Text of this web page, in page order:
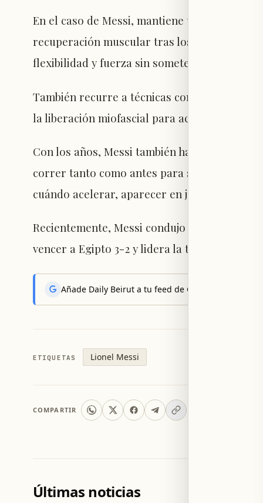
En el caso de Messi, mantiene una rutina
recuperación muscular tras los partidos y
flexibilidad y fuerza sin someter al cuerpo a
También recurre a técnicas como la terapia
la liberación miofascial para acelerar la
Con los años, Messi también ha adaptado su
correr tanto como antes para ser efectivo,
cuándo acelerar, aparecer en jugadas y
Recientemente, Messi condujo a Argentina a
vencer a Egipto 3-2 y lidera la tabla de
Añade Daily Beirut a tu feed de Google News y
ETIQUETAS Lionel Messi
COMPARTIR
Últimas noticias